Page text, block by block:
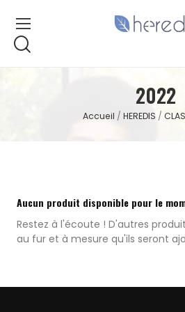
2022
Accueil HEREDIS
Aucun produit disponible pour le
Restez à l'écoute ! D'autres
au fur et à mesure qu'ils seront